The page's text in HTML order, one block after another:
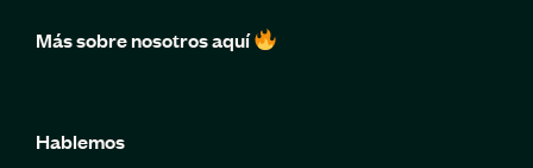
Más sobre nosotros aquí
Hablemos